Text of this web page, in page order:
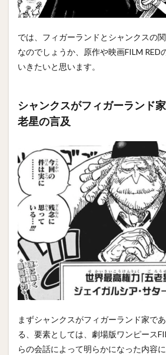
では、フィガーランドとシャンクスの
なのでしょうか、原作や映画FILM RED
いきたいと思います。
シャンクスがフィガーランド
老星の言及
まずシャンクスがフィガーランド家で
る、要素としては、劇場版ワンピース
らの会話によって明らかになった内容に